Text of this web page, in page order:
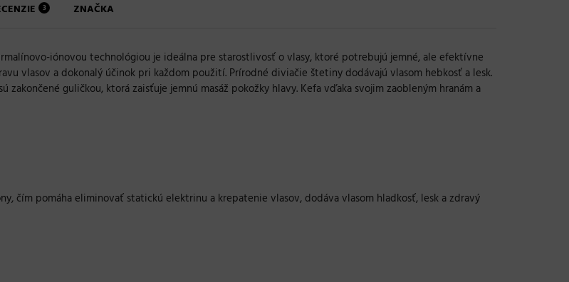
3 ZNAČKA
iónovou technológiou je ideálna pre starostlivosť o vlasy, ktoré potrebujú jemné, ale efektívne
vlasov a dokonalý účinok pri každom použití. Prírodné diviačie štetiny dodávajú vlasom hebkosť a lesk.
guličkou, ktorá zaisťuje jemnú masáž pokožky hlavy. Kefa vďaka svojim zaobleným hranám a
čím pomáha eliminovať statickú elektrinu a krepatenie vlasov, dodáva vlasom hladkosť, lesk a zdravý